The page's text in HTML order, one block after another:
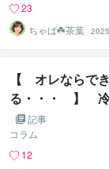
23
ちゃば☘️茶葉
【 オレならで
る・・・ 】 冷
記事
コラム
12